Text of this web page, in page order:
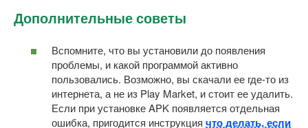
Дополнительные советы
Вспомните, что вы установили до появления
проблемы, и какой программой активно
пользовались. Возможно, вы скачали ее где-то из
интернета, а не из Play Market, и стоит ее удалить.
Если при установке APK появляется отдельная
ошибка, пригодится инструкция что делать, если